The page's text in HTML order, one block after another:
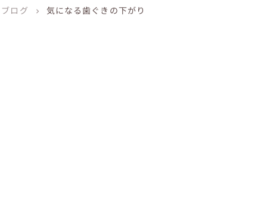
ブログ chevron_right 気になる歯ぐきの下がり